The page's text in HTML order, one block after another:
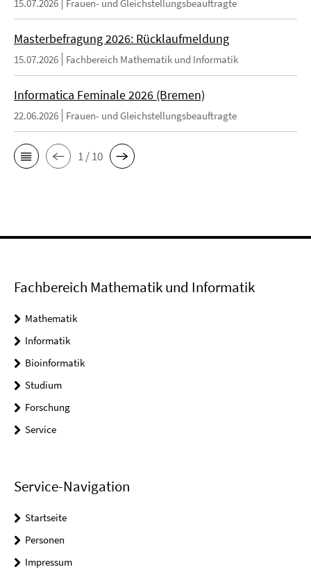
15.07.2026 Frauen- und Gleichstellungsbeauftragte
Masterbefragung 2026: Rücklaufmeldung
15.07.2026 Fachbereich Mathematik und Informatik
Informatica Feminale 2026 (Bremen)
22.06.2026 Frauen- und Gleichstellungsbeauftragte
1 / 10
Fachbereich Mathematik und Informatik
Mathematik
Informatik
Bioinformatik
Studium
Forschung
Service
Service-Navigation
Startseite
Personen
Impressum